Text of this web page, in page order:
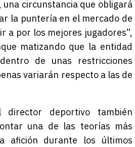
una circunstancia que obligará
la puntería en el mercado de
a por los mejores jugadores”,
matizando que la entidad
de unas restricciones
variarán respecto a las de
director deportivo también
una de las teorías más
afición durante los últimos